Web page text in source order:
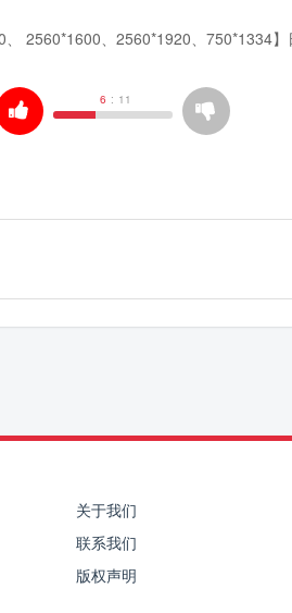
、 2560*1600、2560*1920、750*1334
6 : 11
关于我们
联系我们
版权声明